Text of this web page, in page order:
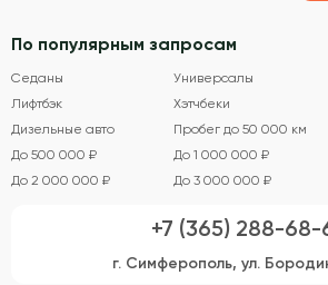
По популярным запросам
Седаны Универсалы
Лифтбэк
Хэтчбеки
Дизельные авто
Пробег до 50 000 км
До 500 000 ₽
До 1 000 000 ₽
До 2 000 000 ₽
До 3 000 000 ₽
+7 (365) 288-68-
г. Симферополь, ул.